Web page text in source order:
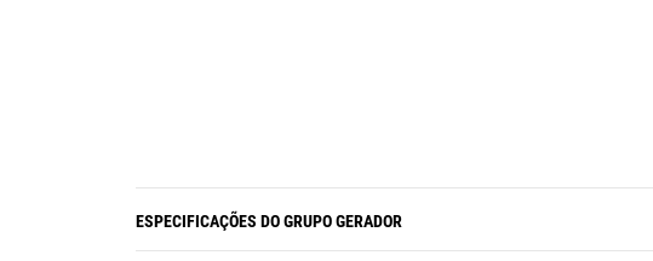
ESPECIFICAÇÕES DO GRUPO GERADOR